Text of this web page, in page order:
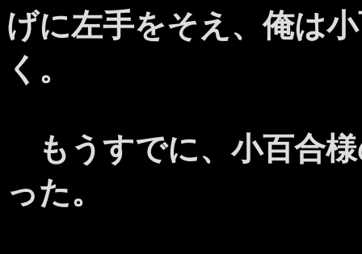
げに左手をそえ、俺は
く。
もうすでに、小百合
った。